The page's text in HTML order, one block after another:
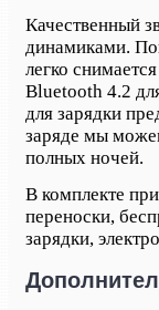
Качественный
динамиками.
легко
Bluetooth 4.2
для зарядки
заряде мы
полных ночей.
В комплекте
переноски,
зарядки,